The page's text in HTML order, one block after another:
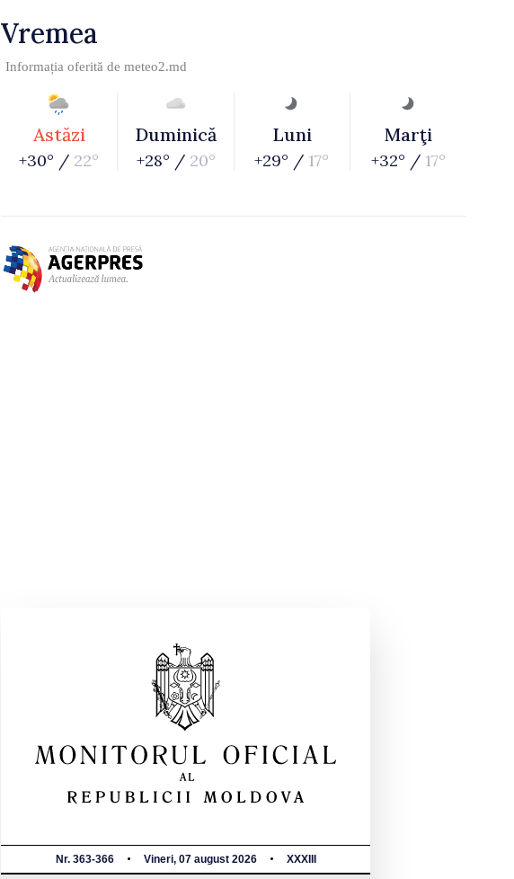
Vremea
Informația oferită de meteo2.md
Astăzi
+30° / 22°
Duminică
+28° / 20°
Luni
+29° / 17°
Marţi
+32° / 17°
Nr. 363-366 Vineri, 07 august 2026 XXXIII